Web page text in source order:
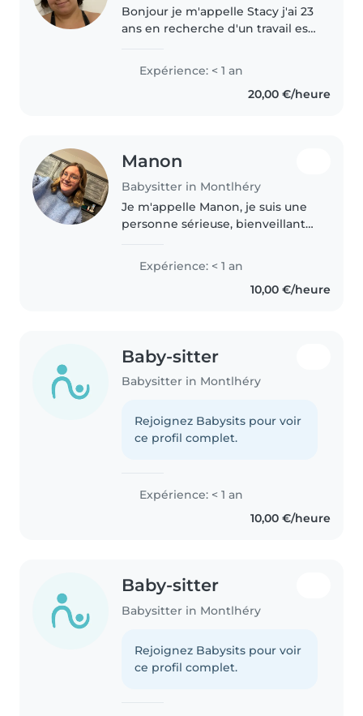
Bonjour je m'appelle Stacy j'ai 23
ans en recherche d'un travail est-
baby-sitter et moi avec les
enfants je m'entends très bien je
Expérience: < 1 an
20,00 €/heure
Manon
Babysitter in Montlhéry
Je m'appelle Manon, je suis une
personne sérieuse, bienveillante
être au quotidien. Patiente et à
Expérience: < 1 an
10,00 €/heure
Baby-sitter
Babysitter in Montlhéry
Rejoignez Babysits pour voir
ce profil complet.
Expérience: < 1 an
10,00 €/heure
Baby-sitter
Babysitter in Montlhéry
Rejoignez Babysits pour voir
ce profil complet.